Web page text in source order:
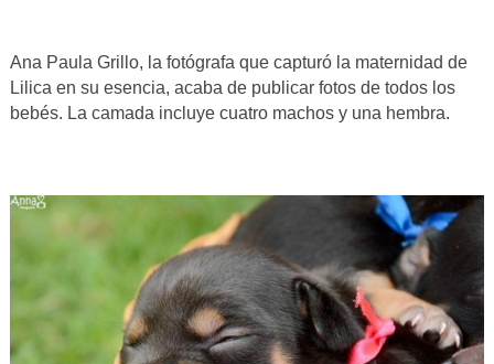
Ana Paula Grillo, la fotógrafa que capturó la maternidad de
Lilica en su esencia, acaba de publicar fotos de todos los
bebés. La camada incluye cuatro machos y una hembra.